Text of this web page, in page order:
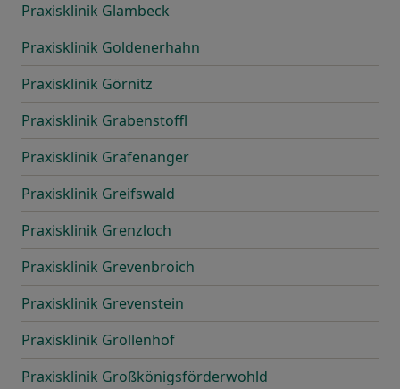
Praxisklinik Glambeck
Praxisklinik Goldenerhahn
Praxisklinik Görnitz
Praxisklinik Grabenstoffl
Praxisklinik Grafenanger
Praxisklinik Greifswald
Praxisklinik Grenzloch
Praxisklinik Grevenbroich
Praxisklinik Grevenstein
Praxisklinik Grollenhof
Praxisklinik Großkönigsförderwohld